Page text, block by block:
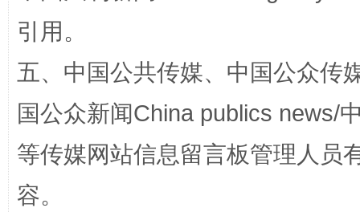
如何以同查同治破解风腐交织难题 养老服
引用。
五、中国公共传媒、中国公众传
国公众新闻China publics news/
等传媒网站信息留言板管理人员
容。